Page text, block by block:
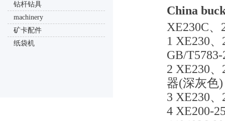
China
XE230C、
1 XE230
GB/
2 XE230、
器(深灰色)
3 XE230、
4 XE200-
钻杆钻具
machinery
矿卡配件
纸袋机